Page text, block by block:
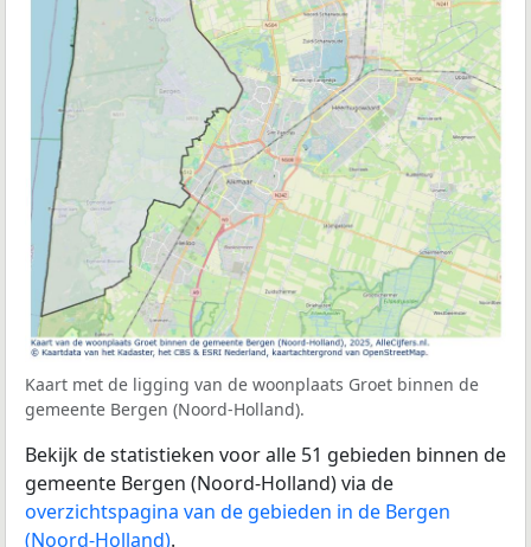
Kaart met de ligging van de woonplaats Groet binnen de
gemeente Bergen (Noord-Holland).
Bekijk de statistieken voor alle 51 gebieden binnen de
gemeente Bergen (Noord-Holland) via de
overzichtspagina van de gebieden in de Bergen
(Noord-Holland).